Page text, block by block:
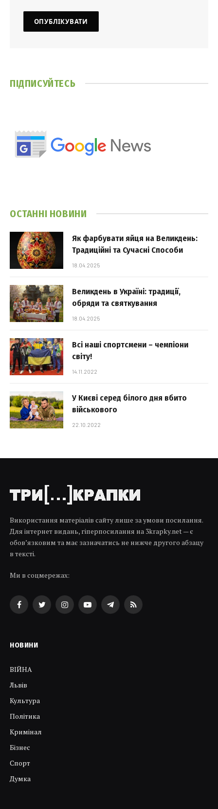
ПІДПИСУЙТЕСЬ
ОСТАННІ НОВИНИ
Як фарбувати яйця на Великдень:
Традиційні та Сучасні Способи
18.04.2025
Великдень в Україні: традиції,
обряди та святкування
18.04.2025
Всі наші спортсмени – чемпіони
світу!
14.11.2022
У Києві серед білого дня вбито
військового
22.10.2022
Використання матеріалів сайту лише за умови посилання.
Для інтернет видань, гіперпосилання на 3krapky.net — є
обов’язковим та має зазначатись не нижче другого абзацу
в тексті.
Ми в соцмережах:
FacebookTwitterInstagramYouTubeTelegramRSS
НОВИНИ
ВІЙНА
Львів
Культура
Політика
Кримінал
Бізнес
Спорт
Думка